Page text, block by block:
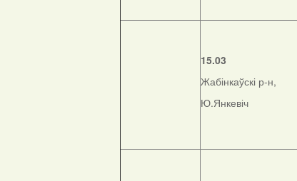
15.03
Жабінкаўскі р-н,
Ю.Янкевіч